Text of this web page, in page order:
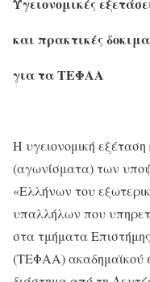
και πρακτικές
για τα ΤΕΦΑΑ
Η υγειονομική
(αγωνίσματα) των
«Ελλήνων του
υπαλλήλων που
στα τμήματα
(ΤΕΦΑΑ) ακαδημαϊκού